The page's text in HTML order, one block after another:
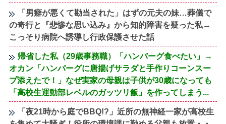
「男癖が悪くて勘当された」はずの元夫の妹…葬儀で
の奇行と『悲惨な思い込み』から知的障害を疑った私→
こっそり病院へ誘導し行政保護させた話
帰省した私（29歳事務職）「ハンバーグ食べたい」→
オカン「ハンバーグに唐揚げサラダと手作りコーンスー
プ添えたで！」なぜ実家の母親は子供が30歳になっても
「高校生運動部レベルのガッツリ飯」を作ってしまう...
「夜21時から庭でBBQ!?」近所の無神経一家が高校生